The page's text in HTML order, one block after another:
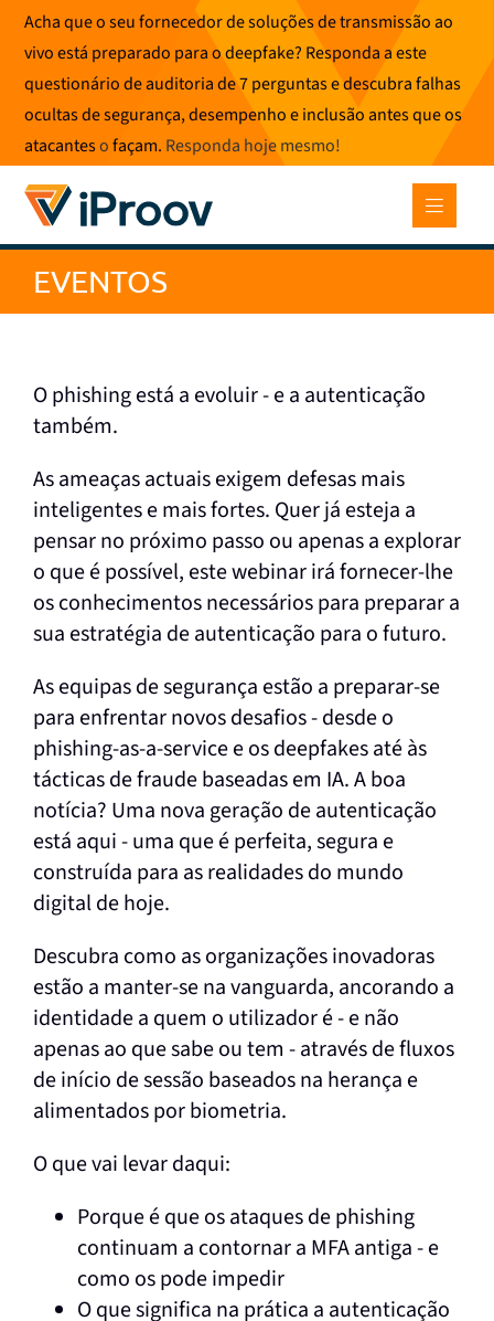
Saltar
para
conteúdo
Acha que o seu fornecedor de soluções de transmissão ao
vivo está preparado para o deepfake? Responda a este
questionário de auditoria de 7 perguntas e descubra falhas
ocultas de segurança, desempenho e inclusão antes que os
atacantesofaçam. Responda hoje mesmo!
EVENTOS
O phishing está a evoluir - e a autenticação
também.
As ameaças actuais exigem defesas mais
inteligentes e mais fortes. Quer já esteja a
pensar no próximo passo ou apenas a explorar
o que é possível, este webinar irá fornecer-lhe
os conhecimentos necessários para preparar a
sua estratégia de autenticação para o futuro.
As equipas de segurança estão a preparar-se
para enfrentar novos desafios - desde o
phishing-as-a-service e os deepfakes até às
tácticas de fraude baseadas em IA. A boa
notícia? Uma nova geração de autenticação
está aqui - uma que é perfeita, segura e
construída para as realidades do mundo
digital de hoje.
Descubra como as organizações inovadoras
estão a manter-se na vanguarda, ancorando a
identidade a quem o utilizador é - e não
apenas ao que sabe ou tem - através de fluxos
de início de sessão baseados na herança e
alimentados por biometria.
O que vai levar daqui:
Porque é que os ataques de phishing
continuam a contornar a MFA antiga - e
como os pode impedir
O que significa na prática a autenticação